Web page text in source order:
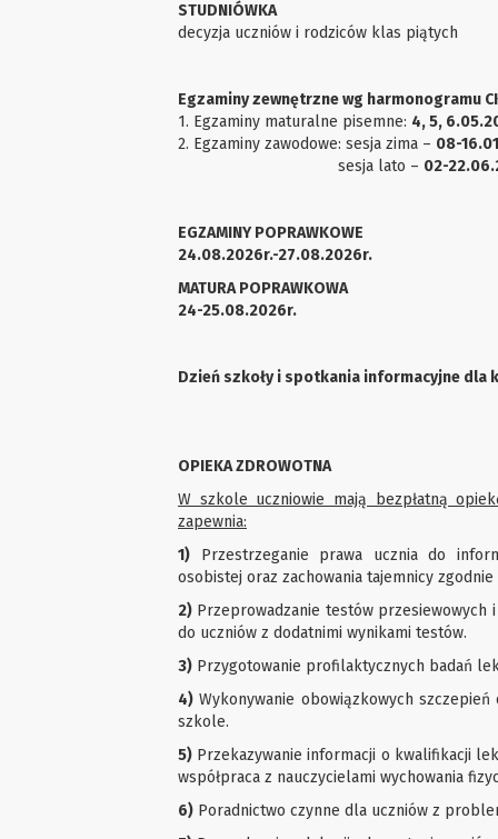
STUDNIÓWKA
decyzja uczniów i rodziców klas piątych
Egzaminy zewnętrzne wg harmonogramu
1. Egzaminy maturalne pisemne: 4, 5,
2. Egzaminy zawodowe: sesja zima – 08-
sesja lato – 02-
EGZAMINY POPRAWKOWE
24.08.2026r.-27.08.2026r.
MATURA POPRAWKOWA
24-25.08.2026r.
Dzień szkoły i spotkania informacyjne dla
OPIEKA ZDROWOTNA
W szkole uczniowie mają bezpłatną
zapewnia:
1) Przestrzeganie prawa ucznia do
osobistej oraz zachowania tajemnicy
2) Przeprowadzanie testów
do uczniów z dodatnimi wynikami testów.
3) Przygotowanie profilaktycznych badań
4) Wykonywanie obowiązkowych
szkole.
5) Przekazywanie informacji o kwalifikacji
współpraca z nauczycielami wychowania
6) Poradnictwo czynne dla uczniów z